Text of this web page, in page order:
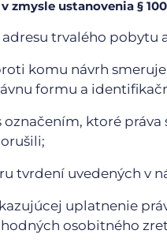
zmysle ustanovenia §
trvalého pobytu
komu návrh
formu a
ktoré
tvrdení uvedených v
uplatnenie
osobitného